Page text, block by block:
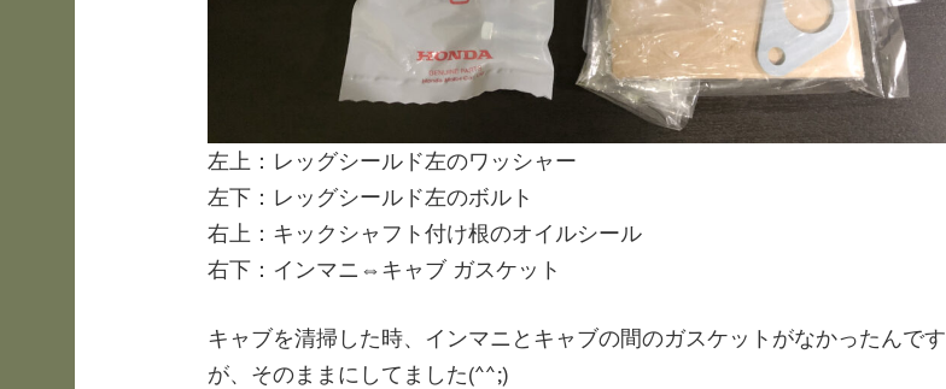
左上：レッグシールド左のワッシャー
左下：レッグシールド左のボルト
右上：キックシャフト付け根のオイルシール
右下：インマニ⇔キャブ ガスケット
キャブを清掃した時、インマニとキャブの間のガスケットがなかったんです
が、そのままにしてました(^^;)